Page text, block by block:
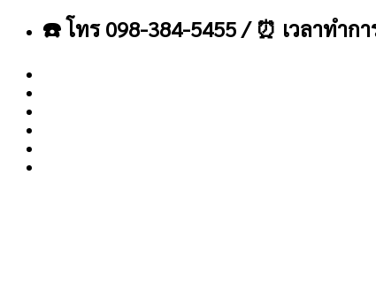
เนื้อหา
☎️ โทร 098-384-5455 / ⏰ เวลาทำก